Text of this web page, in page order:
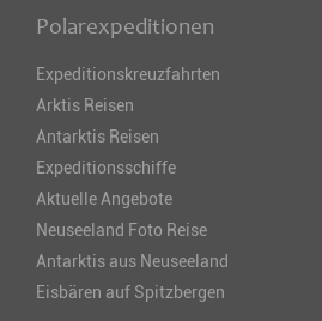
Polarexpeditionen
Expeditionskreuzfahrten
Arktis Reisen
Antarktis Reisen
Expeditionsschiffe
Aktuelle Angebote
Neuseeland Foto Reise
Antarktis aus Neuseeland
Eisbären auf Spitzbergen